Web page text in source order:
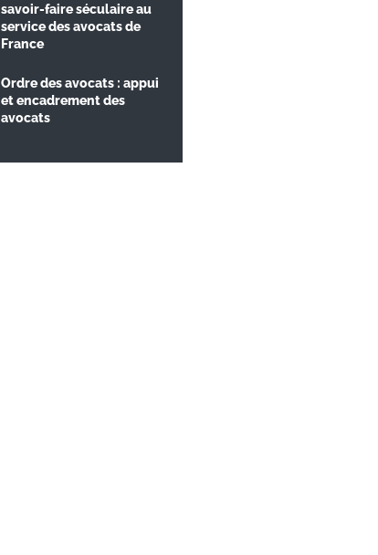
savoir-faire séculaire au
service des avocats de
France
Ordre des avocats : appui
et encadrement des
avocats